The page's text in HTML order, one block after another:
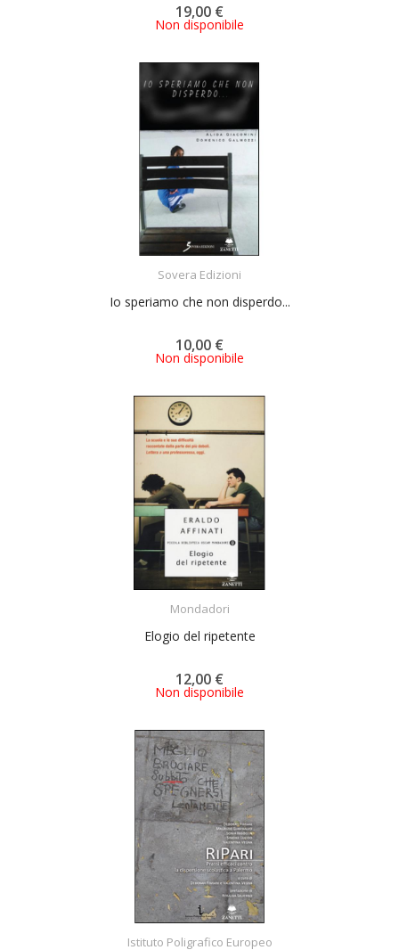
19,00 €
Non disponibile
Sovera Edizioni
Io speriamo che non disperdo...
10,00 €
Non disponibile
Mondadori
Elogio del ripetente
12,00 €
Non disponibile
Istituto Poligrafico Europeo